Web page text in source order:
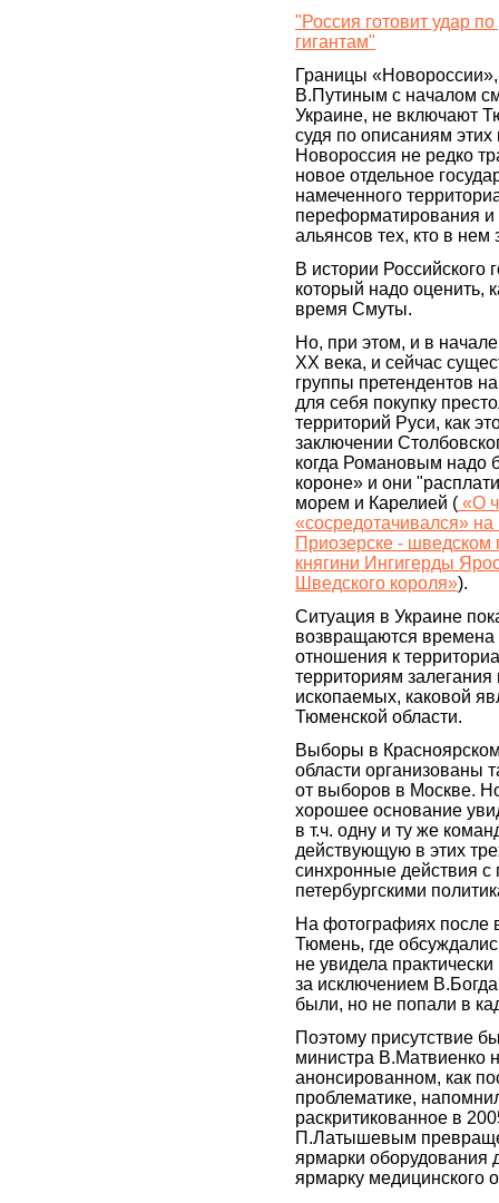
"Россия готовит удар
гигантам"
Границы
В.Путиным с началом
Украине, не включают
судя по описаниям
Новороссия не редко
новое отдельное
намеченного
переформатирования
альянсов тех, кто в нем
В истории Российского
который надо оценить,
время Смуты.
Но, при этом, и в
XX века, и сейчас
группы претендентов
для себя покупку
территорий Руси, как
заключении
когда Романовым надо
короне» и они
морем и Карелией ( «О
«сосредотачивался»
Приозерске - шведском
княгини Ингигерды
Шведского короля»).
Ситуация в Украине
возвращаются времена
отношения к
территориям
ископаемых, каковой
Тюменской области.
Выборы в
области организованы
от выборов в Москве.
хорошее основание
в т.ч. одну и ту же
действующую в этих
синхронные действия с
петербургскими
На фотографиях после
Тюмень, где
не увидела
за исключением
были, но не попали в
Поэтому присутствие
министра В.Матвиенко
анонсированном, как
проблематике,
раскритикованное в
П.Латышевым
ярмарки оборудования
ярмарку медицинского